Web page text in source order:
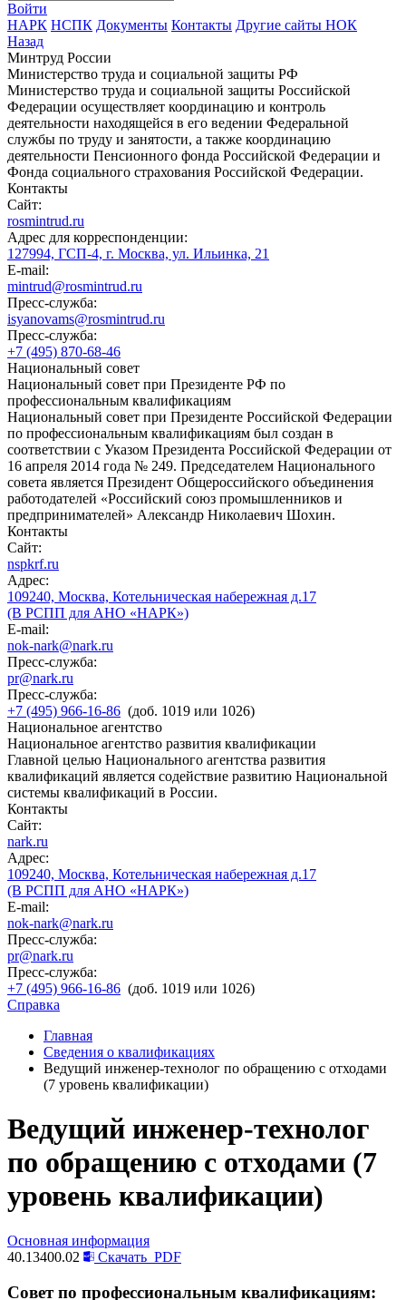
Войти
НАРК НСПК Документы Контакты Другие сайты НОК
Назад
Минтруд России
Министерство труда и социальной защиты РФ
Министерство труда и социальной защиты Российской
Федерации осуществляет координацию и контроль
деятельности находящейся в его ведении Федеральной
службы по труду и занятости, а также координацию
деятельности Пенсионного фонда Российской Федерации и
Фонда социального страхования Российской Федерации.
Контакты
Сайт:
rosmintrud.ru
Адрес для корреспонденции:
127994, ГСП-4, г. Москва, ул. Ильинка, 21
E-mail:
mintrud@rosmintrud.ru
Пресс-служба:
isyanovams@rosmintrud.ru
Пресс-служба:
+7 (495) 870-68-46
Национальный совет
Национальный совет при Президенте РФ по
профессиональным квалификациям
Национальный совет при Президенте Российской Федерации
по профессиональным квалификациям был создан в
соответствии с Указом Президента Российской Федерации от
16 апреля 2014 года № 249. Председателем Национального
совета является Президент Общероссийского объединения
работодателей «Российский союз промышленников и
предпринимателей» Александр Николаевич Шохин.
Контакты
Сайт:
nspkrf.ru
Адрес:
109240, Москва, Котельническая набережная д.17
(В РСПП для АНО «НАРК»)
E-mail:
nok-nark@nark.ru
Пресс-служба:
pr@nark.ru
Пресс-служба:
+7 (495) 966-16-86 (доб. 1019 или 1026)
Национальное агентство
Национальное агентство развития квалификации
Главной целью Национального агентства развития
квалификаций является содействие развитию Национальной
системы квалификаций в России.
Контакты
Сайт:
nark.ru
Адрес:
109240, Москва, Котельническая набережная д.17
(В РСПП для АНО «НАРК»)
E-mail:
nok-nark@nark.ru
Пресс-служба:
pr@nark.ru
Пресс-служба:
+7 (495) 966-16-86 (доб. 1019 или 1026)
Справка
Главная
Сведения о квалификациях
Ведущий инженер-технолог по обращению с отходами
(7 уровень квалификации)
Ведущий инженер-технолог
по обращению с отходами (7
уровень квалификации)
Основная информация
40.13400.02
Скачать PDF
Совет по профессиональным квалификациям: